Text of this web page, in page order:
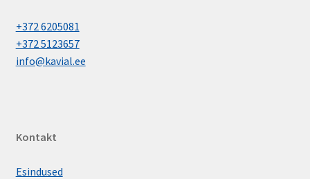
+372 6205081
+372 5123657
info@kavial.ee
Kontakt
Esindused